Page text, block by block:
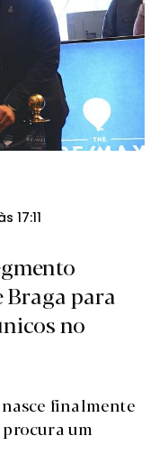
17:11
Braga para
no
finalmente
um